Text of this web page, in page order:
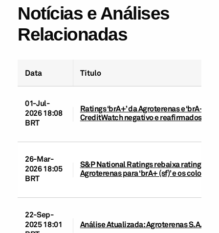
Notícias e Análises
Relacionadas
Data Título
01-Jul-
2026 18:08
BRT
Ratings ‘brA+’ da Agroterenas e ‘brA+
CreditWatch negativo e reafirmados;
26-Mar-
2026 18:05
BRT
S&P National Ratings rebaixa ratings da
Agroterenas para ‘brA+ (sf)’ e os coloca
22-Sep-
2025 18:01
Análise Atualizada: Agroterenas S.A.